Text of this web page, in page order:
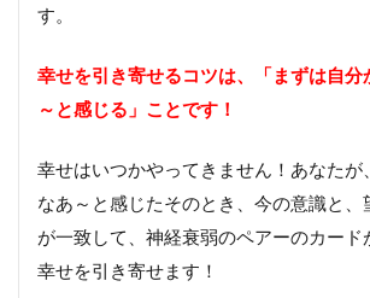
す。
幸せを引き寄せるコツは、「まずは自分
～と感じる」ことです！
幸せはいつかやってきません！あなたが
なあ～と感じたそのとき、今の意識と、
が一致して、神経衰弱のペアーのカード
幸せを引き寄せます！